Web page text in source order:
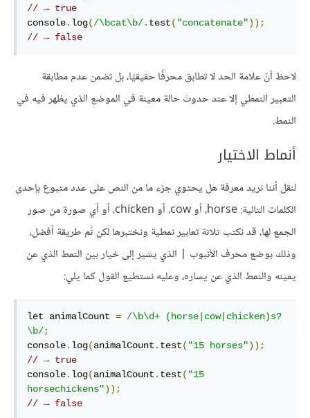
// → true
console. log(/\bcat\b/. test( "concatenate"));
// → false
لاحظ أنّ علامة الحد لا تطابق محرفًا حقيقيًا، بل تضمن عدم مطابقة
التعبير النمطي إلا عند حدوث حالة معينة في الموضع الذي يظهر فيه في
النمط.
أنماط الاختيار
لنقل أننا نريد معرفة هل يحتوي جزء ما من النص على عدد متبوع بإحدى
الكلمات التالية: horse، أو cow، أو chicken، أو أي صورة من صور
الجمع لها، قد نكتب ثلاثة تعابير نمطية ونختبرها لكن ثَم طريقة أفضل،
وذلك بوضع محرف الأنبوب
الذي يشير إلى خيار بين النمط الذي عن
يمينه والنمط الذي عن يساره، وعليه نستطيع القول كما يلي:
let animalCount = /\b\d+ (horse|cow|chicken)s?
\b/;
console. log(animalCount . test( "15 horses"));
// → true
console. log(animalCount . test( "15
horsechickens"));
// → false